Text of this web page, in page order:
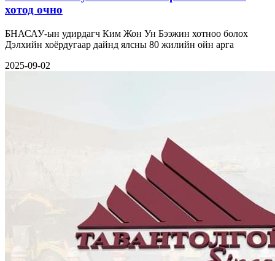
хотод очно
БНАСАУ-ын удирдагч Ким Жон Ун Бээжин хотноо болох
Дэлхийн хоёрдугаар дайнд ялсны 80 жилийн ойн арга
2025-09-02